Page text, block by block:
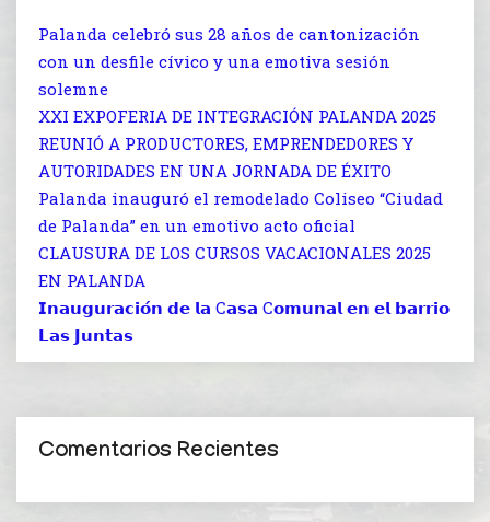
Palanda celebró sus 28 años de cantonización
con un desfile cívico y una emotiva sesión
solemne
XXI EXPOFERIA DE INTEGRACIÓN PALANDA 2025
REUNIÓ A PRODUCTORES, EMPRENDEDORES Y
AUTORIDADES EN UNA JORNADA DE ÉXITO
Palanda inauguró el remodelado Coliseo “Ciudad
de Palanda” en un emotivo acto oficial
CLAUSURA DE LOS CURSOS VACACIONALES 2025
EN PALANDA
𝗜𝗻𝗮𝘂𝗴𝘂𝗿𝗮𝗰𝗶𝗼́𝗻 𝗱𝗲 𝗹𝗮 C𝗮𝘀𝗮 C𝗼𝗺𝘂𝗻𝗮𝗹 𝗲𝗻 𝗲𝗹 𝗯𝗮𝗿𝗿𝗶𝗼
𝗟𝗮𝘀 𝗝𝘂𝗻𝘁𝗮𝘀
Comentarios Recientes